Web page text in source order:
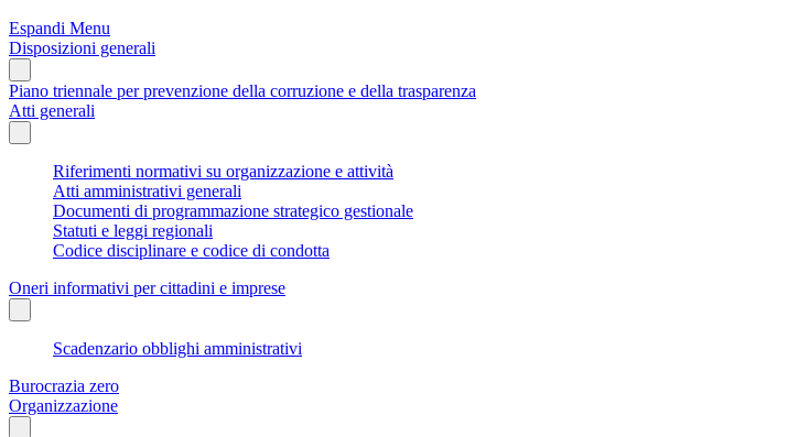
Espandi Menu
Disposizioni generali
Piano triennale per prevenzione della corruzione e della trasparenza
Atti generali
Riferimenti normativi su organizzazione e attività
Atti amministrativi generali
Documenti di programmazione strategico gestionale
Statuti e leggi regionali
Codice disciplinare e codice di condotta
Oneri informativi per cittadini e imprese
Scadenzario obblighi amministrativi
Burocrazia zero
Organizzazione